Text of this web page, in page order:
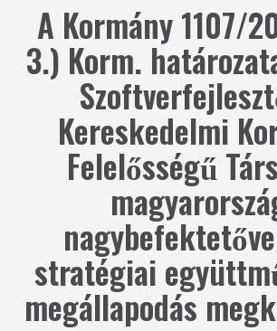
A Kormány 1107/
3.) Korm.
Kereskedelmi
Felelősségű
stratégiai
megállapodás